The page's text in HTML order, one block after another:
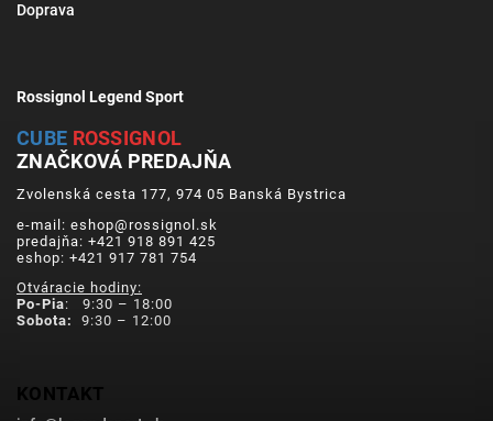
Doprava
Rossignol Legend Sport
CUBE ROSSIGNOL
ZNAČKOVÁ PREDAJŇA
Zvolenská cesta 177, 974 05 Banská Bystrica
e-mail: eshop@rossignol.sk
predajňa: +421 918 891 425
eshop: +421 917 781 754
Otváracie hodiny:
Po-Pia: 9:30 – 18:00
Sobota:
9:30 – 12:00
KONTAKT